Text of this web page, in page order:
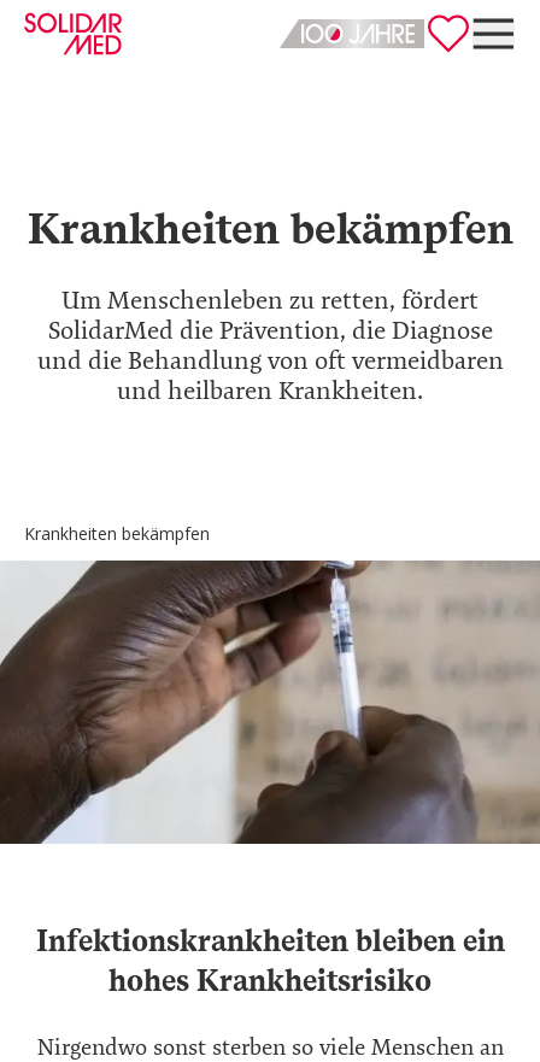
Deutsch
Krankheiten bekämpfen
Um Menschenleben zu retten, fördert
SolidarMed die Prävention, die Diagnose
und die Behandlung von oft vermeidbaren
und heilbaren Krankheiten.
Krankheiten bekämpfen
Infektionskrankheiten bleiben ein
hohes Krankheitsrisiko
Nirgendwo sonst sterben so viele Menschen an